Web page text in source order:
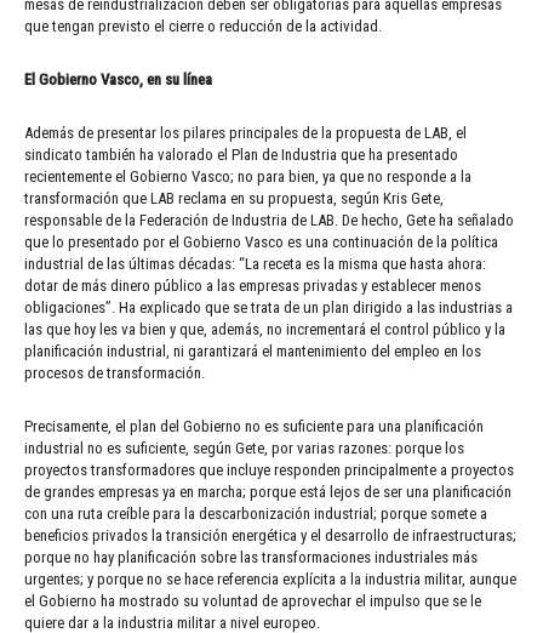
mesas de reindustrialización deben ser obligatorias para aquellas empresas
que tengan previsto el cierre o reducción de la actividad.
El Gobierno Vasco, en su línea
Además de presentar los pilares principales de la propuesta de LAB, el
sindicato también ha valorado el Plan de Industria que ha presentado
recientemente el Gobierno Vasco; no para bien, ya que no responde a la
transformación que LAB reclama en su propuesta, según Kris Gete,
responsable de la Federación de Industria de LAB. De hecho, Gete ha señalado
que lo presentado por el Gobierno Vasco es una continuación de la política
industrial de las últimas décadas: “La receta es la misma que hasta ahora:
dotar de más dinero público a las empresas privadas y establecer menos
obligaciones”. Ha explicado que se trata de un plan dirigido a las industrias a
las que hoy les va bien y que, además, no incrementará el control público y la
planificación industrial, ni garantizará el mantenimiento del empleo en los
procesos de transformación.
Precisamente, el plan del Gobierno no es suficiente para una planificación
industrial no es suficiente, según Gete, por varias razones: porque los
proyectos transformadores que incluye responden principalmente a proyectos
de grandes empresas ya en marcha; porque está lejos de ser una planificación
con una ruta creíble para la descarbonización industrial; porque somete a
beneficios privados la transición energética y el desarrollo de infraestructuras;
porque no hay planificación sobre las transformaciones industriales más
urgentes; y porque no se hace referencia explícita a la industria militar, aunque
el Gobierno ha mostrado su voluntad de aprovechar el impulso que se le
quiere dar a la industria militar a nivel europeo.